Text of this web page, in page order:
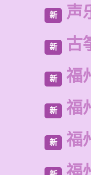
新 声
新 古
新 福
新 福
新 福
福